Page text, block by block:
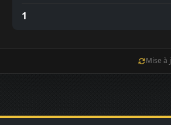
1
Mise à